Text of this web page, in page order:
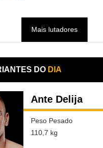
Mais lutadores
DO DIA
Ante Delija
Peso Pesado
110,7 kg